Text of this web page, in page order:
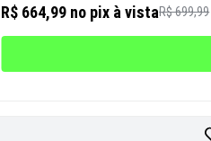
R$ 664,99 no pix à vistaR$ 699,99